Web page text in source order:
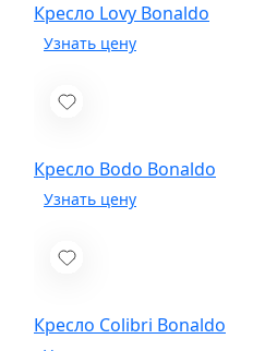
Кресло Lovy Bonaldo
Кресло Bodo Bonaldo
Кресло Colibri Bonaldo